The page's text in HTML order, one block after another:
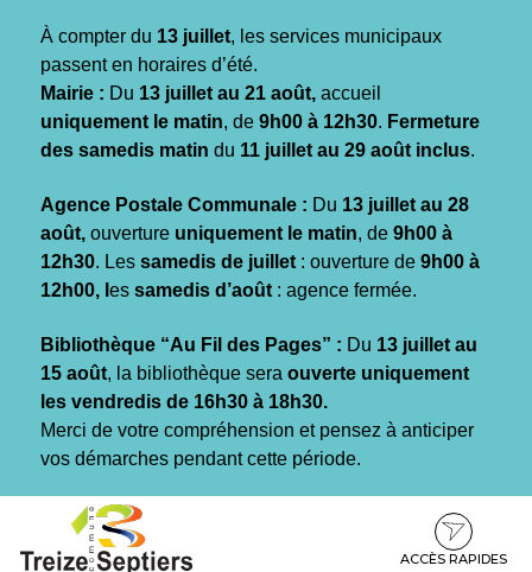
À compter du 13 juillet, les services municipaux
passent en horaires d’été.
Mairie : Du 13 juillet au 21 août, accueil
uniquement le matin, de 9h00 à 12h30. Fermeture
des samedis matin du 11 juillet au 29 août inclus.
Agence Postale Communale : Du 13 juillet au 28
août, ouverture uniquement le matin, de 9h00 à
12h30. Les samedis de juillet : ouverture de 9h00 à
12h00, l es samedis d’août : agence fermée.
Bibliothèque “Au Fil des Pages” : Du 13 juillet au
15 août, la bibliothèque sera ouverte uniquement
les vendredis de 16h30 à 18h30.
Merci de votre compréhension et pensez à anticiper
vos démarches pendant cette période.
contenu
pied
ACCÈS RAPIDES